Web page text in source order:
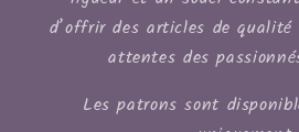
d’offrir des articles de
attentes des
Les patrons sont